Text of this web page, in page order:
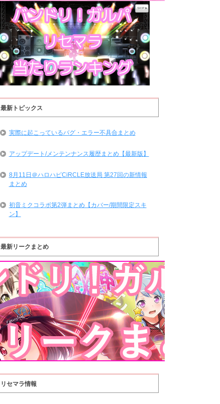
最新トピックス
実際に起こっているバグ・エラー不具合まとめ
アップデート/メンテンナンス履歴まとめ【最新版】
8月11日＠ハロハピCiRCLE放送局 第27回の新情報
まとめ
初音ミクコラボ第2弾まとめ【カバー/期間限定スキ
ン】
最新リークまとめ
リセマラ情報